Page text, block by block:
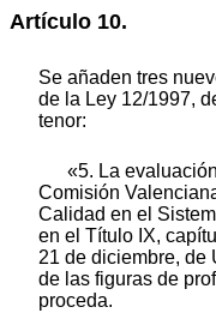
Artículo 10.
Se añaden tres
de la Ley 12/1997,
tenor:
«5. La
Comisión
Calidad en el
en el Título IX,
21 de diciembre, de
de las figuras de
proceda.